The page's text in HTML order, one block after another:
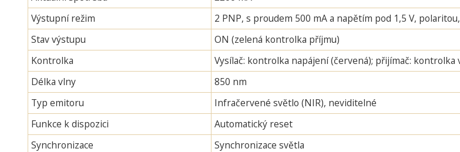
Výstupní režim
2 PNP, s proudem 500 mA a napětím pod 1,5 V,
Stav výstupu
ON (zelená kontrolka příjmu)
Kontrolka
Vysílač: kontrolka napájení (červená); přijímač:
Délka vlny
850 nm
Typ emitoru
Infračervené světlo (NIR), neviditelné
Funkce k dispozici
Automatický reset
Synchronizace
Synchronizace světla